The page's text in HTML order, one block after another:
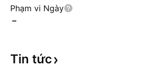
Phạm vi Ngày
–
Tin tức